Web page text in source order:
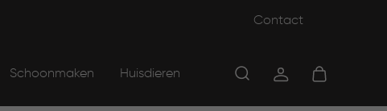
Contact
Schoonmaken Huisdieren